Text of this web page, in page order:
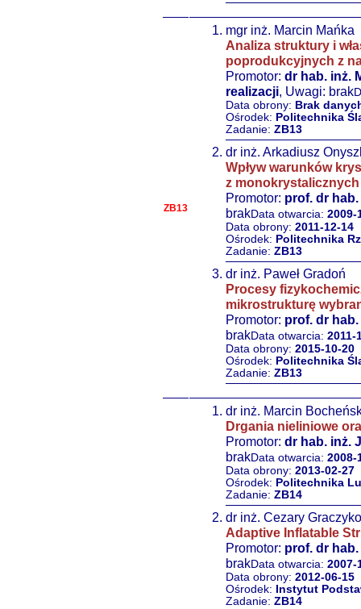
ZB13
mgr inż. Marcin Mańka
Analiza struktury i
poprodukcyjnych z
Promotor: dr hab. inż.
realizacji, Uwagi: brak
Data obrony: Brak
Ośrodek: Politechnika
Zadanie: ZB13
dr inż. Arkadiusz
Wpływ warunków
z
Promotor: prof. dr
brakData otwarcia: 2009-
Data obrony: 2011-12-14
Ośrodek: Politechnika
Zadanie: ZB13
dr inż. Paweł Gradoń
Procesy
mikrostrukturę
Promotor: prof. dr
brakData otwarcia: 2011-
Data obrony: 2015-10-20
Ośrodek: Politechnika
Zadanie: ZB13
dr inż. Marcin
Drgania nieliniowe
Promotor: dr hab. inż.
brakData otwarcia: 2008-
Data obrony: 2013-02-27
Ośrodek: Politechnika
Zadanie: ZB14
dr inż. Cezary
Adaptive Inflatable
Promotor: prof. dr
brakData otwarcia: 2007-
Data obrony: 2012-06-15
Ośrodek:
Instytut
Zadanie: ZB14